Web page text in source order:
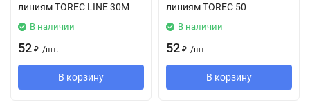
линиям TOREC LINE 30M
В наличии
52 ₽ /шт.
В корзину
линиям TOREC 50
В наличии
52 ₽ /шт.
В корзину